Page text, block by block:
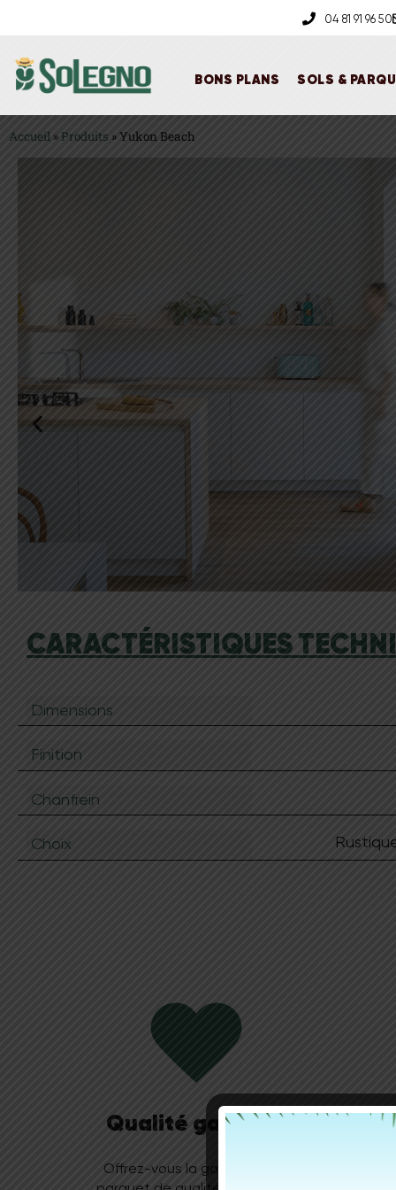
04 81 91 96 50
BONS PLANS SOLS &
Accueil »Produits »Yukon Beach
CARACTÉRISTIQUES
Dimensions
Finition
Chanfrein
Choix
Qualité garantie
Offrez-vous la garantie d’un